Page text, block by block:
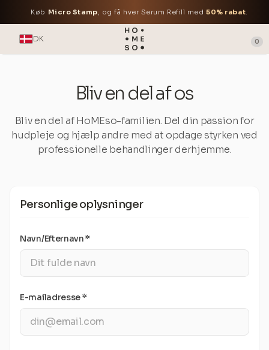
Køb Micro Stamp, og få hver Serum Refill med50% rabat.
DK 0
Bliv en del af os
Bliv en del af HoMEso-familien. Del din passion for
hudpleje og hjælp andre med at opdage styrken ved
professionelle behandlinger derhjemme.
Personlige oplysninger
Navn/Efternavn *
E-mailadresse *